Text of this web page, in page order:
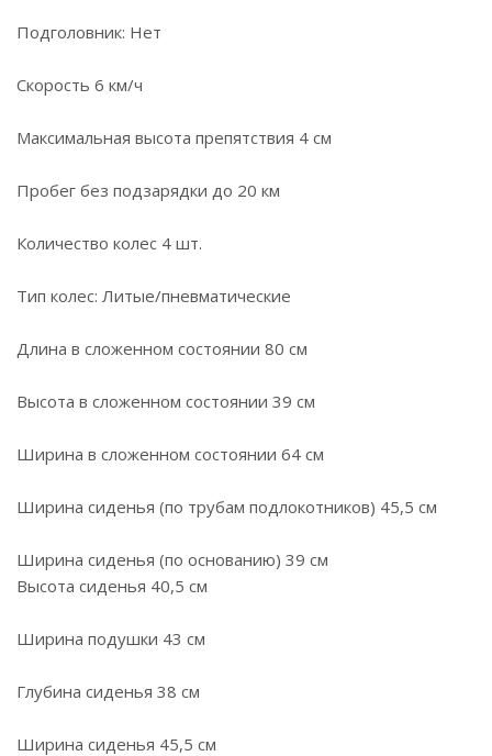
Подголовник: Нет
Скорость 6 км/ч
Максимальная высота препятствия 4 см
Пробег без подзарядки до 20 км
Количество колес 4 шт.
Тип колес: Литые/пневматические
Длина в сложенном состоянии 80 см
Высота в сложенном состоянии 39 см
Ширина в сложенном состоянии 64 см
Ширина сиденья (по трубам подлокотников) 45,5 см
Ширина сиденья (по основанию) 39 см
Высота сиденья 40,5 см
Ширина подушки 43 см
Глубина сиденья 38 см
Ширина сиденья 45,5 см